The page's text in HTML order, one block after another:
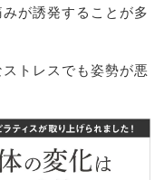
が誘発することが多
トレスでも姿勢が悪